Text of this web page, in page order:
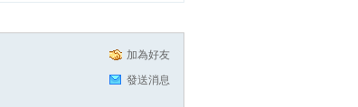
加為好友
發送消息